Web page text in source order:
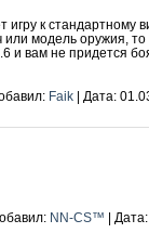
игру к стандартному
или модель оружия,
и вам не придется
Faik Дата:
NN-CS™ | Дата: